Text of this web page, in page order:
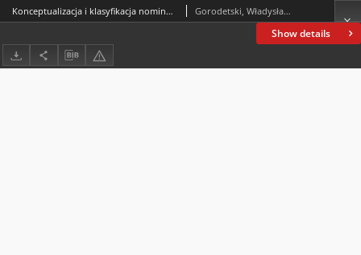
Show details
Konceptualizacja i klasyfikacja nominacji emocjonalnych substancjalnego fenomenu śmierci w polskim dyskursie informacyjno-medialnym Gorodetski, Władysław; Król-Kumor, Martyna